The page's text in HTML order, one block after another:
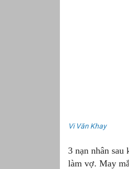
Vi Văn Khay
3 nạn nhân
làm vợ. May